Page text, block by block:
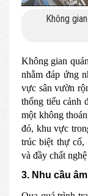
Không
Không gian
nhằm đáp ứng
vực sân vườn
thống tiểu cảnh
một không
đó, khu vực
trúc biệt thự cổ,
và đầy chất
3. Nhu cầu